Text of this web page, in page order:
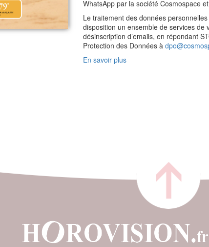
WhatsApp par la société Cosmospace
Le traitement des données
disposition un ensemble de services de
désinscription d’emails, en répondant
Protection des Données à
En savoir plus